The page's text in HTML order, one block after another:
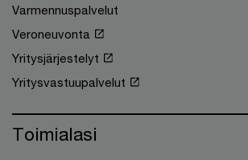
Varmennuspalvelut
Veroneuvonta
Yritysjärjestelyt
Yritysvastuupalvelut
Toimialasi